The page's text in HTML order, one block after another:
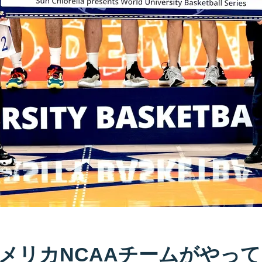
リカNCAAチームがやっ